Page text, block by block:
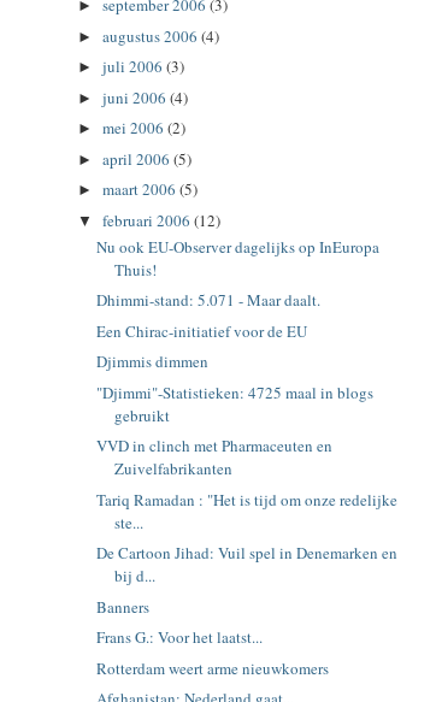
► september 2006 (3)
► augustus 2006 (4)
► juli 2006 (3)
► juni 2006 (4)
► mei 2006 (2)
► april 2006 (5)
► maart 2006 (5)
▼ februari 2006 (12)
Nu ook EU-Observer dagelijks op InEuropa
Thuis!
Dhimmi-stand: 5.071 - Maar daalt.
Een Chirac-initiatief voor de EU
Djimmis dimmen
"Djimmi"-Statistieken: 4725 maal in blogs
gebruikt
VVD in clinch met Pharmaceuten en
Zuivelfabrikanten
Tariq Ramadan : "Het is tijd om onze redelijke
ste...
De Cartoon Jihad: Vuil spel in Denemarken en
bij d...
Banners
Frans G.: Voor het laatst...
Rotterdam weert arme nieuwkomers